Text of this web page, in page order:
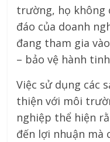
trường, họ không
đáo của doanh
đang tham gia
– bảo vệ hành
Việc sử dụng các
thiện với môi
nghiệp thể hiện
đến lợi nhuận mà